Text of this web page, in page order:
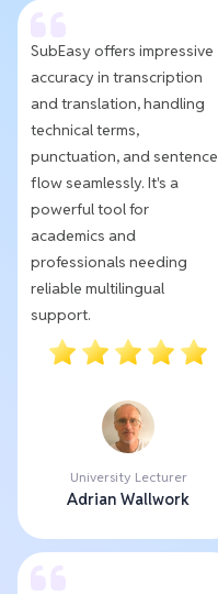
SubEasy offers impressive
accuracy in transcription
and translation, handling
technical terms,
punctuation, and sentence
flow seamlessly. It's a
powerful tool for
academics and
professionals needing
reliable multilingual
support.
University Lecturer
Adrian Wallwork